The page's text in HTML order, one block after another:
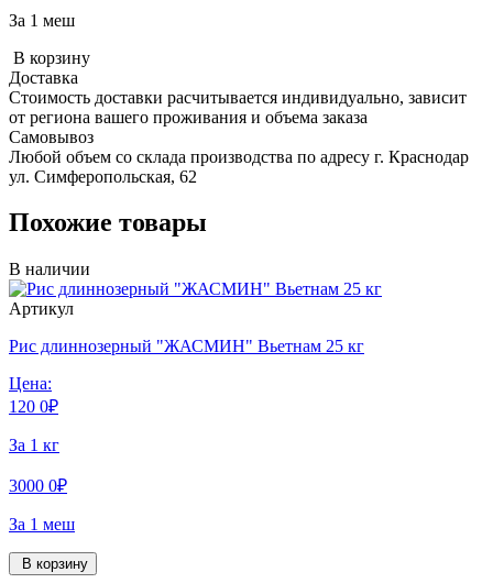
За 1 меш
В корзину
Доставка
Стоимость доставки расчитывается индивидуально, зависит
от региона вашего проживания и объема заказа
Самовывоз
Любой объем со склада производства по адресу г. Краснодар
ул. Симферопольская, 62
Похожие товары
В наличии
Артикул
Рис длиннозерный "ЖАСМИН" Вьетнам 25 кг
Цена:
120 0₽
За 1 кг
3000 0₽
За 1 меш
В корзину